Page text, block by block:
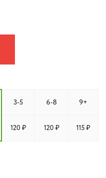
3-5 6-8 9+
120 ₽ 120 ₽ 115 ₽